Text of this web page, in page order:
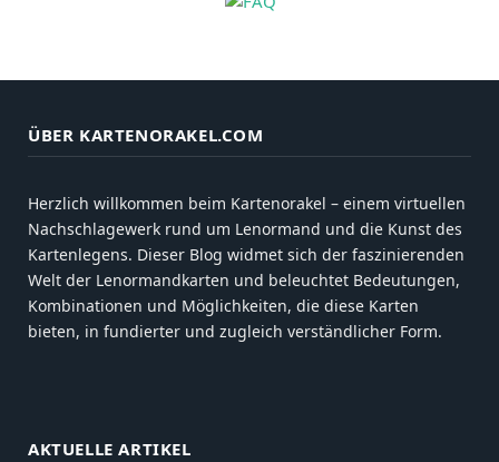
ÜBER KARTENORAKEL.COM
Herzlich willkommen beim Kartenorakel – einem virtuellen
Nachschlagewerk rund um Lenormand und die Kunst des
Kartenlegens. Dieser Blog widmet sich der faszinierenden
Welt der Lenormandkarten und beleuchtet Bedeutungen,
Kombinationen und Möglichkeiten, die diese Karten
bieten, in fundierter und zugleich verständlicher Form.
AKTUELLE ARTIKEL